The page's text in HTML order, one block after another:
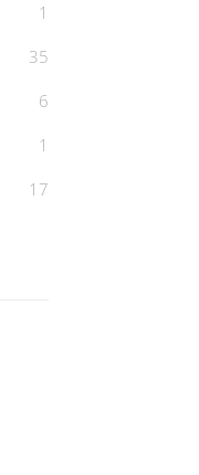
1
35
6
1
17